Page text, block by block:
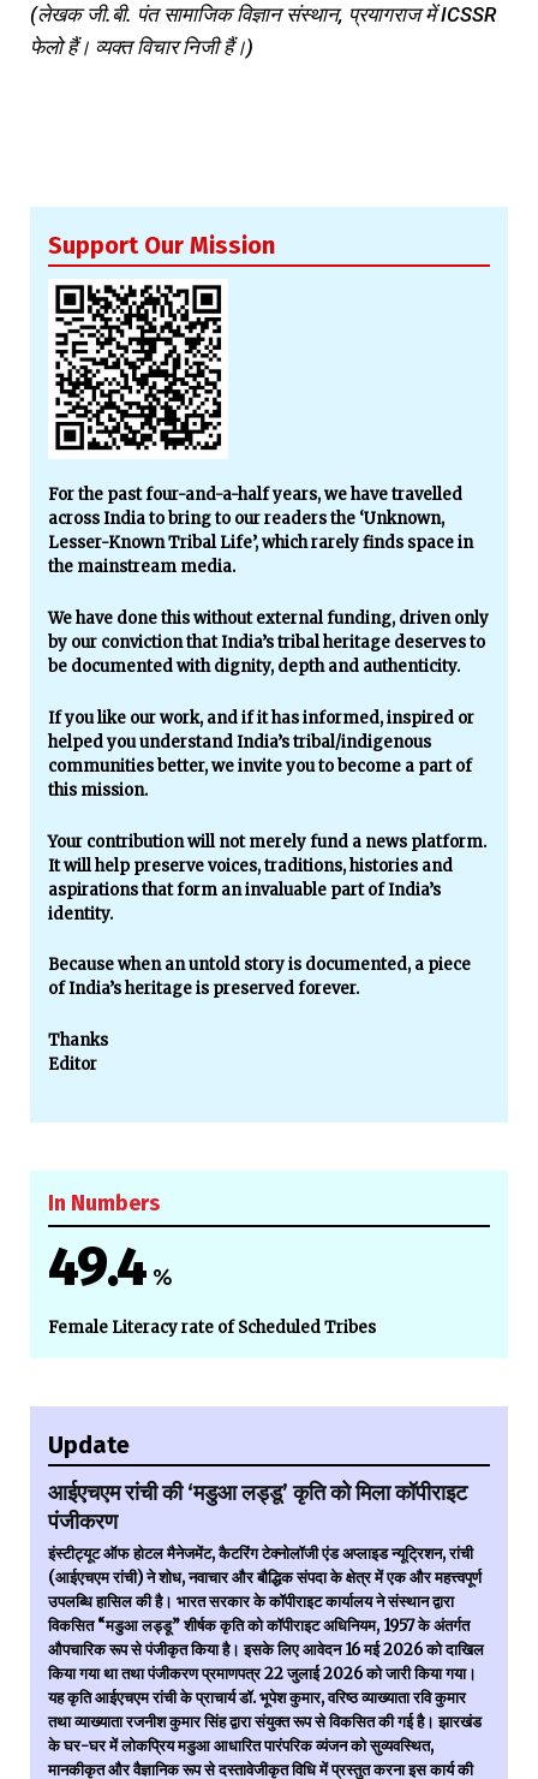
(लेखक जी.बी. पंत सामाजिक विज्ञान संस्थान, प्रयागराज में ICSSR
फेलो हैं। व्यक्त विचार निजी हैं।)
Support Our Mission
For the past four-and-a-half years, we have travelled
across India to bring to our readers the ‘Unknown,
Lesser-Known Tribal Life’, which rarely finds space in
the mainstream media.
We have done this without external funding, driven only
by our conviction that India’s tribal heritage deserves to
be documented with dignity, depth and authenticity.
If you like our work, and if it has informed, inspired or
helped you understand India’s tribal/indigenous
communities better, we invite you to become a part of
this mission.
Your contribution will not merely fund a news platform.
It will help preserve voices, traditions, histories and
aspirations that form an invaluable part of India’s
identity.
Because when an untold story is documented, a piece
of India’s heritage is preserved forever.
Thanks
Editor
In Numbers
49.4 %
Female Literacy rate of Scheduled Tribes
Update
आईएचएम रांची की ‘मडुआ लड्डू’ कृति को मिला कॉपीराइट
पंजीकरण
इंस्टीट्यूट ऑफ होटल मैनेजमेंट, कैटरिंग टेक्नोलॉजी एंड अप्लाइड न्यूट्रिशन, रांची
(आईएचएम रांची) ने शोध, नवाचार और बौद्धिक संपदा के क्षेत्र में एक और महत्त्वपूर्ण
उपलब्धि हासिल की है। भारत सरकार के कॉपीराइट कार्यालय ने संस्थान द्वारा
विकसित “मडुआ लड्डू” शीर्षक कृति को कॉपीराइट अधिनियम, 1957 के अंतर्गत
औपचारिक रूप से पंजीकृत किया है। इसके लिए आवेदन 16 मई 2026 को दाखिल
किया गया था तथा पंजीकरण प्रमाणपत्र 22 जुलाई 2026 को जारी किया गया।
यह कृति आईएचएम रांची के प्राचार्य डॉ. भूपेश कुमार, वरिष्ठ व्याख्याता रवि कुमार
तथा व्याख्याता रजनीश कुमार सिंह द्वारा संयुक्त रूप से विकसित की गई है। झारखंड
के घर-घर में लोकप्रिय मडुआ आधारित पारंपरिक व्यंजन को सुव्यवस्थित,
मानकीकृत और वैज्ञानिक रूप से दस्तावेजीकृत विधि में प्रस्तुत करना इस कार्य की